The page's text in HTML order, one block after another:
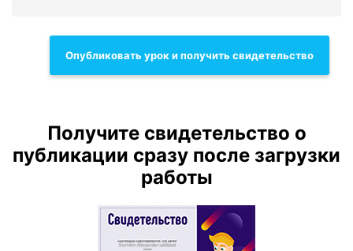
Опубликовать урок и получить свидетельство
Получите свидетельство о
публикации сразу после загрузки
работы